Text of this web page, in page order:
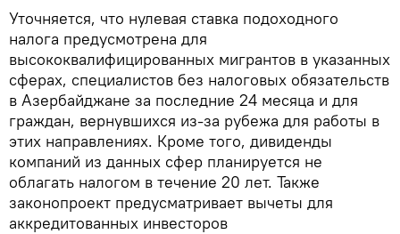
Уточняется, что нулевая ставка подоходного
налога предусмотрена для
высококвалифицированных мигрантов в указанных
сферах, специалистов без налоговых обязательств
в Азербайджане за последние 24 месяца и для
граждан, вернувшихся из‑за рубежа для работы в
этих направлениях. Кроме того, дивиденды
компаний из данных сфер планируется не
облагать налогом в течение 20 лет. Также
законопроект предусматривает вычеты для
аккредитованных инвесторов